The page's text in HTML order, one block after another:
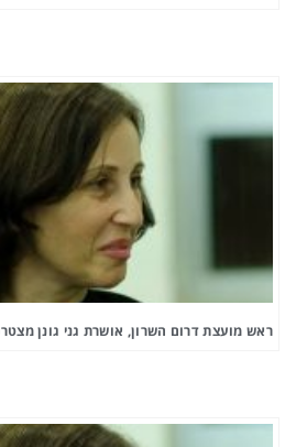
ראש מועצת דרום השרון, אושרת גני גונן